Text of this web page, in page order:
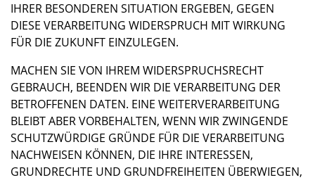
IHRER BESONDEREN SITUATION ERGEBEN, GEGEN
DIESE VERARBEITUNG WIDERSPRUCH MIT WIRKUNG
FÜR DIE ZUKUNFT EINZULEGEN.
MACHEN SIE VON IHREM WIDERSPRUCHSRECHT
GEBRAUCH, BEENDEN WIR DIE VERARBEITUNG DER
BETROFFENEN DATEN. EINE WEITERVERARBEITUNG
BLEIBT ABER VORBEHALTEN, WENN WIR ZWINGENDE
SCHUTZWÜRDIGE GRÜNDE FÜR DIE VERARBEITUNG
NACHWEISEN KÖNNEN, DIE IHRE INTERESSEN,
GRUNDRECHTE UND GRUNDFREIHEITEN ÜBERWIEGEN,